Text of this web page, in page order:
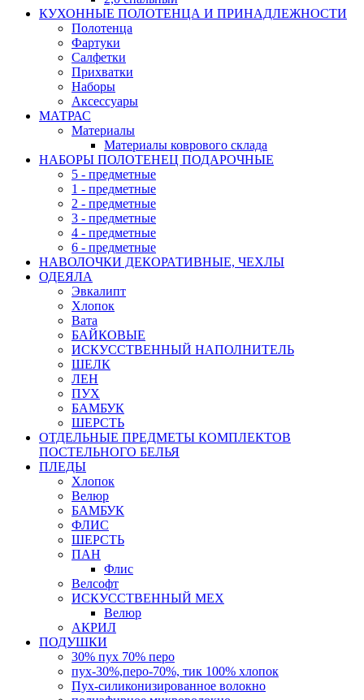
КУХОННЫЕ ПОЛОТЕНЦА И ПРИНАДЛЕЖНОСТИ
Полотенца
Фартуки
Салфетки
Прихватки
Наборы
Аксессуары
МАТРАС
Материалы
Материалы коврового склада
НАБОРЫ ПОЛОТЕНЕЦ ПОДАРОЧНЫЕ
5 - предметные
1 - предметные
2 - предметные
3 - предметные
4 - предметные
6 - предметные
НАВОЛОЧКИ ДЕКОРАТИВНЫЕ, ЧЕХЛЫ
ОДЕЯЛА
Эвкалипт
Хлопок
Вата
БАЙКОВЫЕ
ИСКУССТВЕННЫЙ НАПОЛНИТЕЛЬ
ШЕЛК
ЛЕН
ПУХ
БАМБУК
ШЕРСТЬ
ОТДЕЛЬНЫЕ ПРЕДМЕТЫ КОМПЛЕКТОВ
ПОСТЕЛЬНОГО БЕЛЬЯ
ПЛЕДЫ
Хлопок
Велюр
БАМБУК
ФЛИС
ШЕРСТЬ
ПАН
Флис
Велсофт
ИСКУССТВЕННЫЙ МЕХ
Велюр
АКРИЛ
ПОДУШКИ
30% пух 70% перо
пух-30%,перо-70%, тик 100% хлопок
Пух-силиконизированное волокно